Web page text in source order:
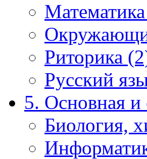
Риторика
Русский
5. Основная
Биология,